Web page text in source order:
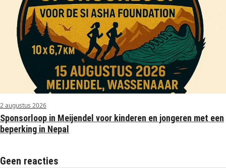
2 augustus 2026
Sponsorloop in Meijendel voor kinderen en jongeren met een
beperking in Nepal
Geen reacties